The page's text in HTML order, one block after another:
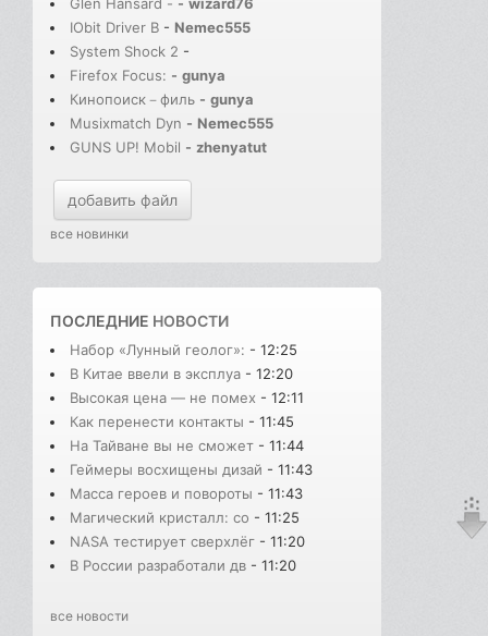
Glen Hansard - - wizard76
IObit Driver B - Nemec555
System Shock 2 -
Firefox Focus: - gunya
Кинопоиск－филь - gunya
Musixmatch Dyn - Nemec555
GUNS UP! Mobil - zhenyatut
добавить файл
все новинки
ПОСЛЕДНИЕ НОВОСТИ
Набор «Лунный геолог»: - 12:25
В Китае ввели в эксплуа - 12:20
Высокая цена — не помех - 12:11
Как перенести контакты - 11:45
На Тайване вы не сможет - 11:44
Геймеры восхищены дизай - 11:43
Масса героев и повороты - 11:43
Магический кристалл: со - 11:25
NASA тестирует сверхлёг - 11:20
В России разработали дв - 11:20
все новости